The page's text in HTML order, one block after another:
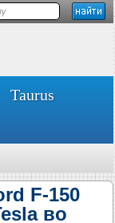
Taurus
F-150
во